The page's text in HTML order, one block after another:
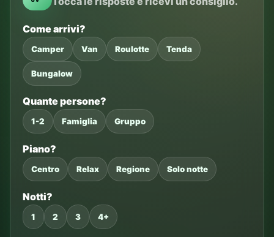
Come arrivi?
Camper Van Roulotte Tenda
Bungalow
Quante persone?
1-2 Famiglia Gruppo
Piano?
Centro Relax Regione Solo notte
Notti?
1 2 3 4+